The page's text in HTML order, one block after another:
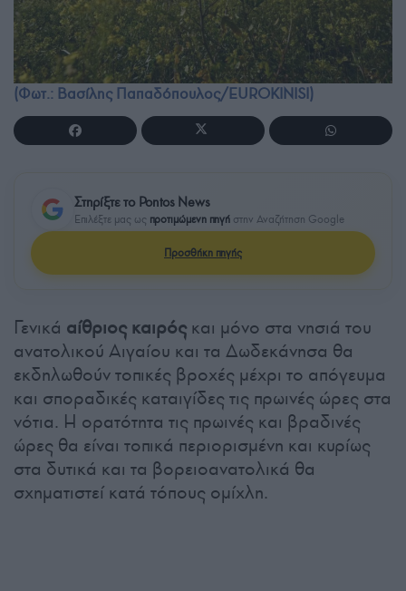
(Φωτ.: Βασίλης Παπαδόπουλος/EUROKINISI)
Στηρίξτε το Pontos News
Επιλέξτε μας ως προτιμώμενη πηγή στην Αναζήτηση Google
Προσθήκη πηγής
Γενικά αίθριος καιρόςκαι μόνο στα νησιά του
ανατολικού Αιγαίου και τα Δωδεκάνησα θα
εκδηλωθούν τοπικές βροχές μέχρι το απόγευμα
και σποραδικές καταιγίδες τις πρωινές ώρες στα
νότια. Η ορατότητα τις πρωινές και βραδινές
ώρες θα είναι τοπικά περιορισμένη και κυρίως
στα δυτικά και τα βορειοανατολικά θα
σχηματιστεί κατά τόπους ομίχλη.